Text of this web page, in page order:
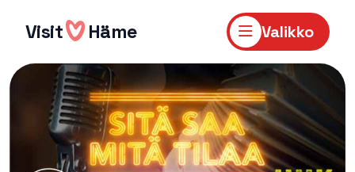
sisältöön
Visit Häme Valikko